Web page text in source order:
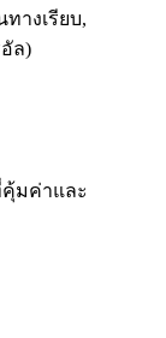
างเรียบ,
ล)
มค่าและ